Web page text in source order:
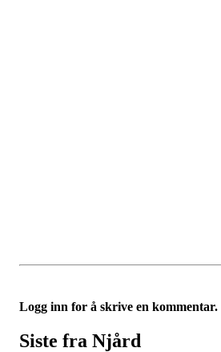
Logg inn for å skrive en kommentar.
Siste fra Njård